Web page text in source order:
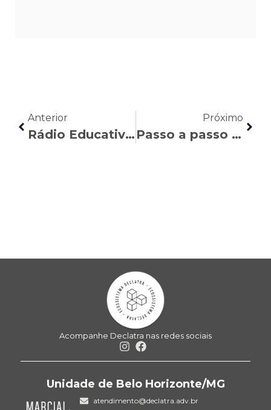
Anterior
Rádio Educativa: Lenara Moreira fala sobre folga no Carnaval
Próximo
Passo a passo para abrir uma Comunicação de Acidente de Trabalho (CAT)
Acompanhe Declatra nas redes sociais
Unidade de Belo Horizonte/MG
atendimento@declatra.adv.br